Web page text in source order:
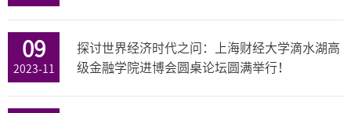
09
2023-11
探讨世界经济时代之问：上海财经大学滴水湖高
级金融学院进博会圆桌论坛圆满举行！